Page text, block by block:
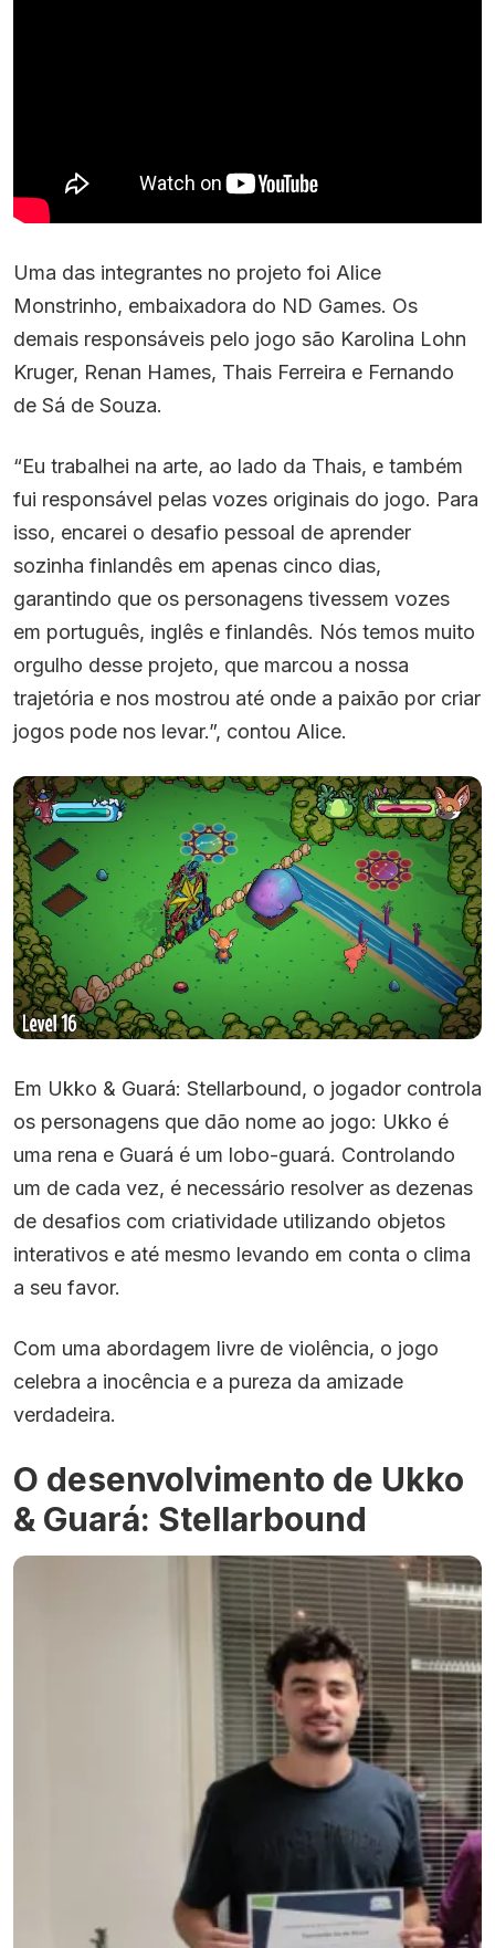
Uma das integrantes no projeto foi Alice
Monstrinho, embaixadora do ND Games. Os
demais responsáveis pelo jogo são Karolina Lohn
Kruger, Renan Hames, Thais Ferreira e Fernando
de Sá de Souza.
“Eu trabalhei na arte, ao lado da Thais, e também
fui responsável pelas vozes originais do jogo. Para
isso, encarei o desafio pessoal de aprender
sozinha finlandês em apenas cinco dias,
garantindo que os personagens tivessem vozes
em português, inglês e finlandês. Nós temos muito
orgulho desse projeto, que marcou a nossa
trajetória e nos mostrou até onde a paixão por criar
jogos pode nos levar.”, contou Alice.
Em Ukko & Guará: Stellarbound, o jogador controla
os personagens que dão nome ao jogo: Ukko é
uma rena e Guará é um lobo-guará. Controlando
um de cada vez, é necessário resolver as dezenas
de desafios com criatividade utilizando objetos
interativos e até mesmo levando em conta o clima
a seu favor.
Com uma abordagem livre de violência, o jogo
celebra a inocência e a pureza da amizade
verdadeira.
O desenvolvimento de Ukko
& Guará: Stellarbound